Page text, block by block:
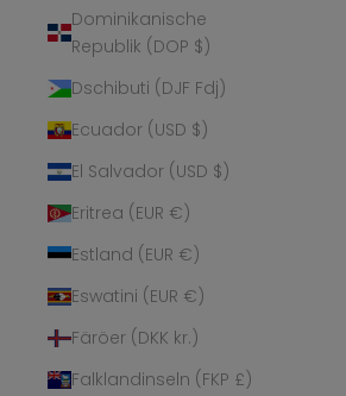
Dominikanische
Republik (DOP $)
Dschibuti (DJF Fdj)
Ecuador (USD $)
El Salvador (USD $)
Eritrea (EUR €)
Estland (EUR €)
Eswatini (EUR €)
Färöer (DKK kr.)
Falklandinseln (FKP £)